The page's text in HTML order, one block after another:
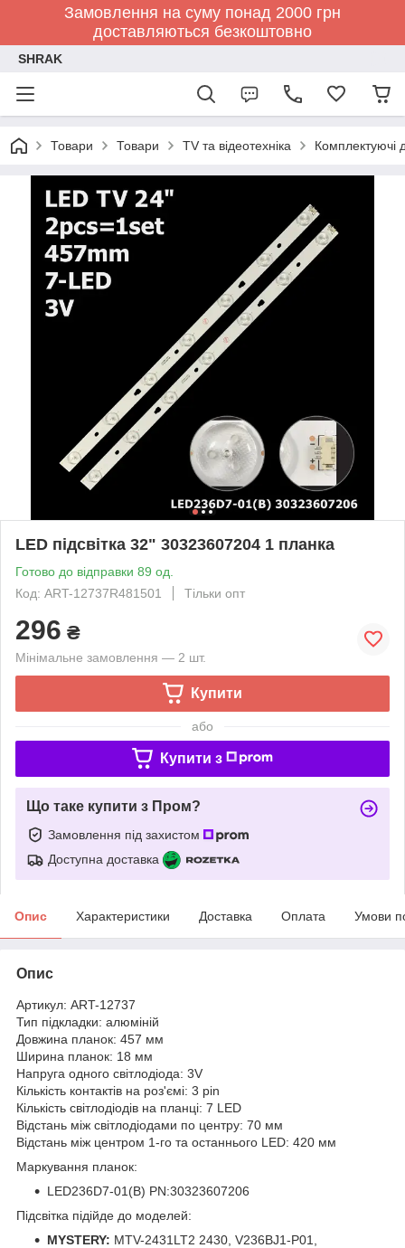
Замовлення на суму понад 2000 грн
доставляються безкоштовно
SHRAK
Товари Товари TV та відеотехніка Комплектуючі
LED підсвітка 32" 30323607204 1 планка
Готово до відправки 89 од.
Код: ART-12737R481501
Тільки опт
296 ₴
Мінімальне замовлення — 2 шт.
Купити
або
Купити з
Що таке купити з Пром?
Замовлення під захистом
Доступна доставка
Опис Характеристики Доставка Оплата Умови
Опис
Артикул: ART-12737
Тип підкладки: алюміній
Довжина планок: 457 мм
Ширина планок: 18 мм
Напруга одного світлодіода: 3V
Кількість контактів на роз'ємі: 3 pin
Кількість світлодіодів на планці: 7 LED
Відстань між світлодіодами по центру: 70 мм
Відстань між центром 1-го та останнього LED: 420 мм
Маркування планок:
LED236D7-01(B) PN:30323607206
Підсвітка підійде до моделей:
MYSTERY: MTV-2431LT2 2430, V236BJ1-P01,